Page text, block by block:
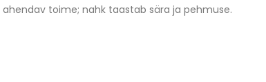
toime; nahk taastab sära ja pehmuse.